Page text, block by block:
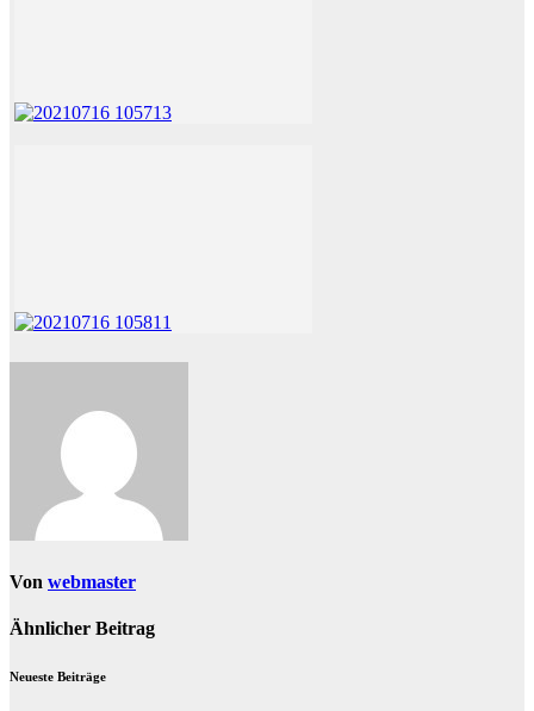
Von webmaster
Ähnlicher Beitrag
Neueste Beiträge